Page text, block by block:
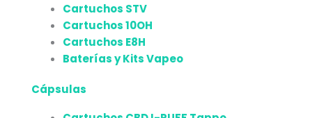
Cartuchos STV
Cartuchos 10OH
Cartuchos E8H
Baterías y Kits Vapeo
Cápsulas